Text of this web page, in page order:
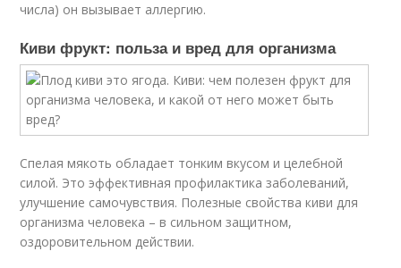
числа) он вызывает аллергию.
Киви фрукт: польза и вред для организма
Спелая мякоть обладает тонким вкусом и целебной
силой. Это эффективная профилактика заболеваний,
улучшение самочувствия. Полезные свойства киви для
организма человека – в сильном защитном,
оздоровительном действии.